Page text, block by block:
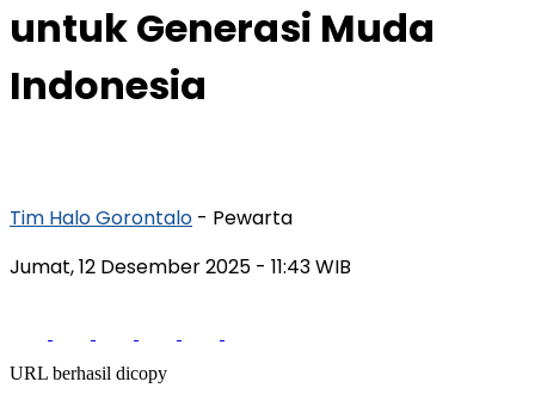
untuk Generasi Muda
Indonesia
Tim Halo Gorontalo - Pewarta
Jumat, 12 Desember 2025 - 11:43 WIB
URL berhasil dicopy